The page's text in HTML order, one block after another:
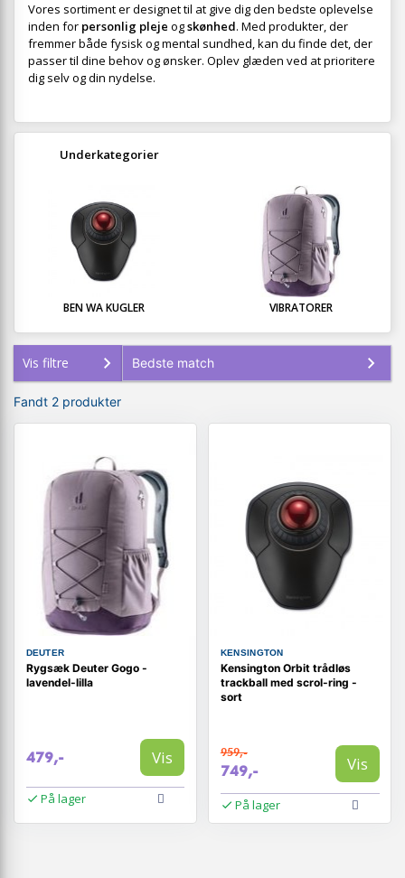
Vores sortiment er designet til at give dig den bedste oplevelse
inden for personlig pleje ogskønhed. Med produkter, der
fremmer både fysisk og mental sundhed, kan du finde det, der
passer til dine behov og ønsker. Oplev glæden ved at prioritere
dig selv og din nydelse.
Underkategorier
BEN WA KUGLER VIBRATORER
Vis filtre
Fandt 2 produkter
DEUTER
Rygsæk Deuter Gogo -
lavendel-lilla
479,- Vis
På lager
KENSINGTON
Kensington Orbit trådløs
trackball med scrol-ring -
sort
959,-
749,- Vis
På lager